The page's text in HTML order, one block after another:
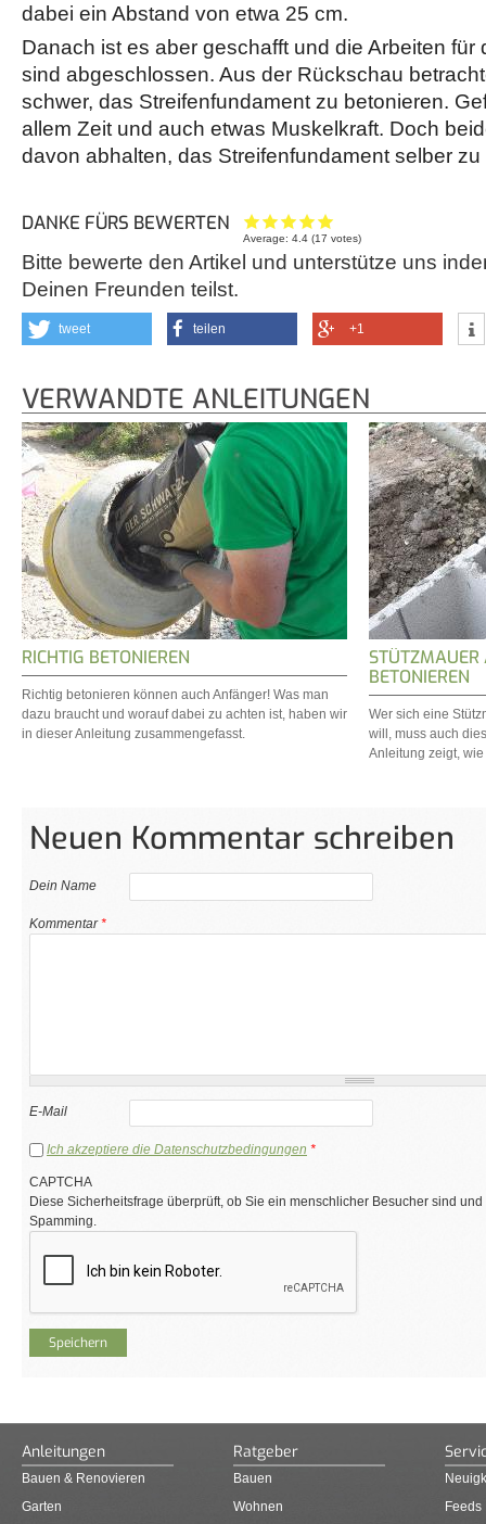
dabei ein Abstand von etwa 25 cm.
Danach ist es aber geschafft und die Arbeiten für
sind abgeschlossen. Aus der Rückschau
schwer, das Streifenfundament zu betonieren.
allem Zeit und auch etwas Muskelkraft. Doch
davon abhalten, das Streifenfundament selber
DANKE FÜRS BEWERTEN
Average:4.4 (17 votes)
Bitte bewerte den Artikel und unterstütze uns
Deinen Freunden teilst.
tweet teilen +1
VERWANDTE ANLEITUNGEN
RICHTIG BETONIEREN
Richtig betonieren können auch Anfänger! Was man
dazu braucht und worauf dabei zu achten ist, haben wir
in dieser Anleitung zusammengefasst.
STÜTZMAUER
BETONIEREN
Wer sich eine
will, muss auch
Anleitung zeigt,
Neuen Kommentar schreiben
Dein Name
Kommentar*
E-Mail
Ich akzeptiere die Datenschutzbedingungen *
CAPTCHA
Diese Sicherheitsfrage überprüft, ob Sie ein menschlicher Besucher sind
Spamming.
Anleitungen
Bauen & Renovieren
Garten
Ratgeber
Bauen
Wohnen
Feeds